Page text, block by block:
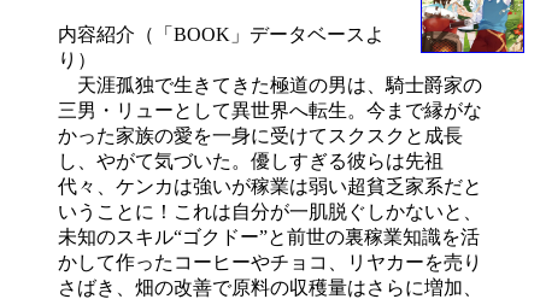
内容紹介（「BOOK」データベースよ
り）
天涯孤独で生きてきた極道の男は、騎士爵家の
三男・リューとして異世界へ転生。今まで縁がな
かった家族の愛を一身に受けてスクスクと成長
し、やがて気づいた。優しすぎる彼らは先祖
代々、ケンカは強いが稼業は弱い超貧乏家系だと
いうことに！これは自分が一肌脱ぐしかないと、
未知のスキル“ゴクドー”と前世の裏稼業知識を活
かして作ったコーヒーやチョコ、リヤカーを売り
さばき、畑の改善で原料の収穫量はさらに増加、